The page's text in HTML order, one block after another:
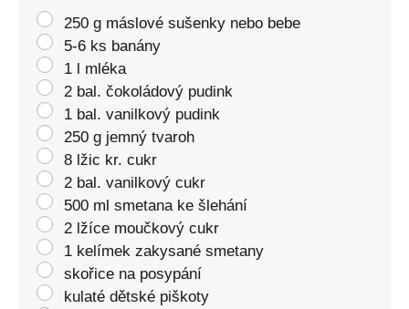
250 g máslové sušenky nebo bebe
5-6 ks banány
1 l mléka
2 bal. čokoládový pudink
1 bal. vanilkový pudink
250 g jemný tvaroh
8 lžic kr. cukr
2 bal. vanilkový cukr
500 ml smetana ke šlehání
2 lžíce moučkový cukr
1 kelímek zakysané smetany
skořice na posypání
kulaté dětské piškoty